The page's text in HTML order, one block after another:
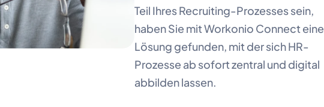
Teil Ihres Recruiting-Prozesses sein,
haben Sie mit Workonio Connect eine
Lösung gefunden, mit der sich HR-
Prozesse ab sofort zentral und digital
abbilden lassen.